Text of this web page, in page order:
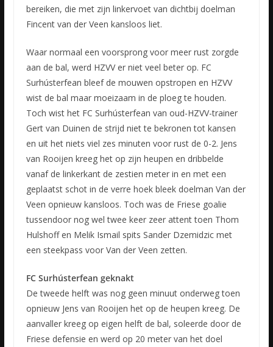
bereiken, die met zijn linkervoet van dichtbij doelman
Fincent van der Veen kansloos liet.
Waar normaal een voorsprong voor meer rust zorgde
aan de bal, werd HZVV er niet veel beter op. FC
Surhústerfean bleef de mouwen opstropen en HZVV
wist de bal maar moeizaam in de ploeg te houden.
Toch wist het FC Surhústerfean van oud-HZVV-trainer
Gert van Duinen de strijd niet te bekronen tot kansen
en uit het niets viel zes minuten voor rust de 0-2. Jens
van Rooijen kreeg het op zijn heupen en dribbelde
vanaf de linkerkant de zestien meter in en met een
geplaatst schot in de verre hoek bleek doelman Van der
Veen opnieuw kansloos. Toch was de Friese goalie
tussendoor nog wel twee keer zeer attent toen Thom
Hulshoff en Melik Ismail spits Sander Dzemidzic met
een steekpass voor Van der Veen zetten.
FC Surhústerfean geknakt
De tweede helft was nog geen minuut onderweg toen
opnieuw Jens van Rooijen het op de heupen kreeg. De
aanvaller kreeg op eigen helft de bal, soleerde door de
Friese defensie en werd op 20 meter van het doel